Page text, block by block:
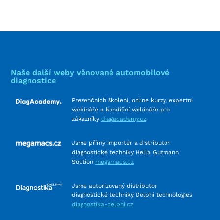
Naše další weby věnované automobilové
diagnostice
Prezenčních školení, online kurzy, expertní
webináře a kondiční webináře pro
zákazníky diagacademy.cz
Jsme přímý importér a distributor
diagnostické techniky Hella Gutmann
Soution megamacs.cz
Jsme autorizovaný distributor
diagnostické techniky Delphi technologies
diagnostika-delphi.cz